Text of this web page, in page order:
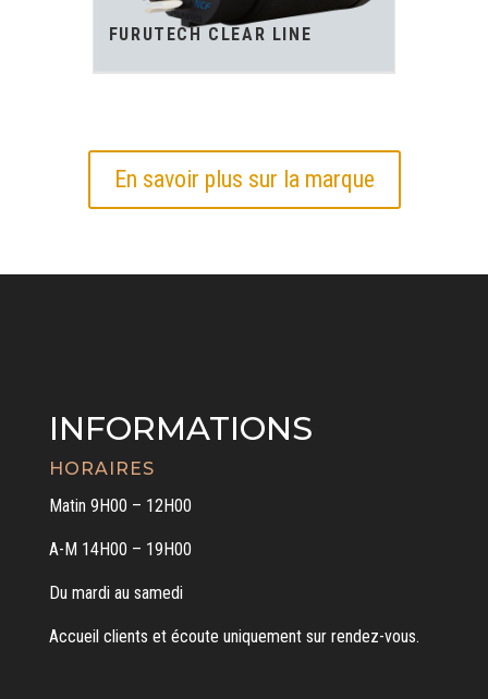
FURUTECH CLEAR LINE
En savoir plus sur la marque
INFORMATIONS
HORAIRES
Matin 9H00 – 12H00
A-M 14H00 – 19H00
Du mardi au samedi
Accueil clients et écoute uniquement sur rendez-vous.